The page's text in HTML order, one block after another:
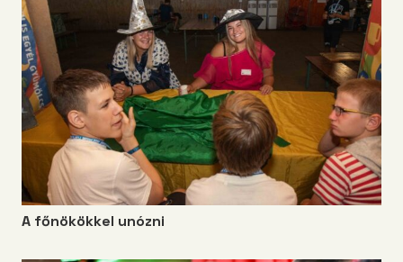
A főnökökkel unózni